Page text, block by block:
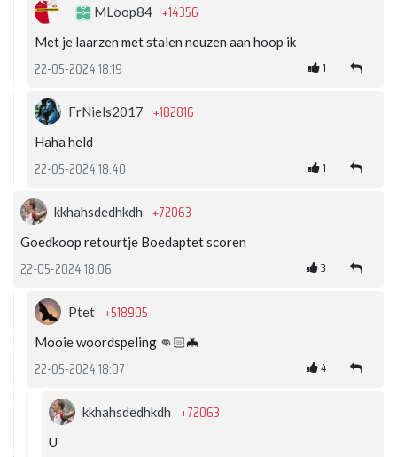
MLoop84 +14356
Met je laarzen met stalen neuzen aan hoop ik
22-05-2024 18:19 1
FrNiels2017 +182816
Haha held
22-05-2024 18:40 1
kkhahsdedhkdh +72063
Goedkoop retourtje Boedaptet scoren
22-05-2024 18:06 3
Ptet +518905
Mooie woordspeling 👊🏻🦇
22-05-2024 18:07 4
kkhahsdedhkdh +72063
U